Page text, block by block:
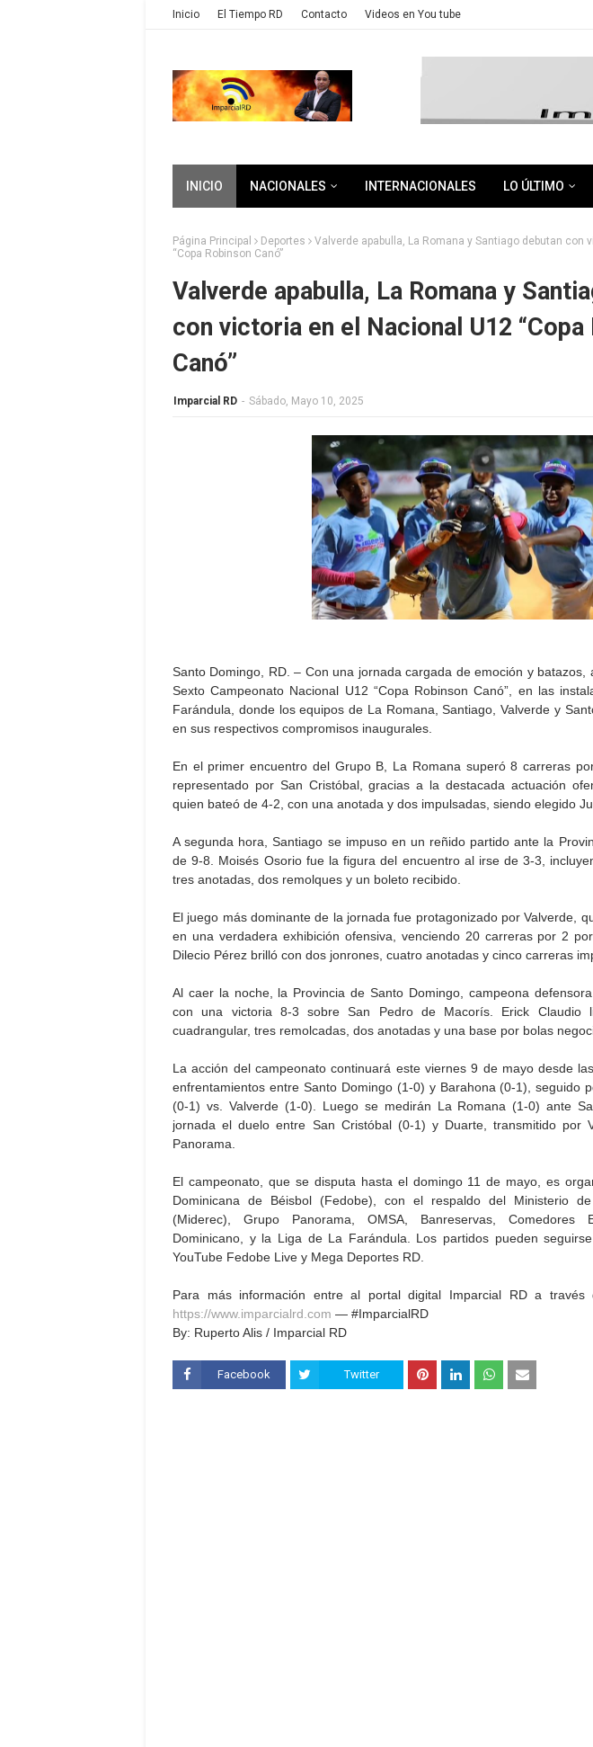
Inicio El Tiempo RD Contacto Videos en You tube
INICIO NACIONALES INTERNACIONALES LO ÚLTIMO
Página Principal Deportes
Valverde apabulla, La Romana y Santiago debutan con
“Copa Robinson Canó”
Valverde apabulla, La Romana y
con victoria en el Nacional U12 “Copa
Canó”
Imparcial RD - Sábado, Mayo 10, 2025
Santo Domingo, RD. – Con una jornada cargada de emoción y
Sexto Campeonato Nacional U12 “Copa Robinson Canó”, en las
Farándula, donde los equipos de La Romana, Santiago, Valverde y
en sus respectivos compromisos inaugurales.
En el primer encuentro del Grupo B, La Romana superó 8 carreras
representado por San Cristóbal, gracias a la destacada actuación
quien bateó de 4-2, con una anotada y dos impulsadas, siendo elegido
A segunda hora, Santiago se impuso en un reñido partido ante la
de 9-8. Moisés Osorio fue la figura del encuentro al irse de 3-3,
tres anotadas, dos remolques y un boleto recibido.
El juego más dominante de la jornada fue protagonizado por Valverde,
en una verdadera exhibición ofensiva, venciendo 20 carreras por 2
Dilecio Pérez brilló con dos jonrones, cuatro anotadas y cinco carreras
Al caer la noche, la Provincia de Santo Domingo, campeona
con una victoria 8-3 sobre San Pedro de Macorís. Erick Claudio
cuadrangular, tres remolcadas, dos anotadas y una base por bolas
La acción del campeonato continuará este viernes 9 de mayo desde
enfrentamientos entre Santo Domingo (1-0) y Barahona (0-1), seguido
(0-1) vs. Valverde (1-0). Luego se medirán La Romana (1-0) ante
jornada el duelo entre San Cristóbal (0-1) y Duarte, transmitido por
Panorama.
El campeonato, que se disputa hasta el domingo 11 de mayo, es
Dominicana de Béisbol (Fedobe), con el respaldo del Ministerio
(Miderec), Grupo Panorama, OMSA, Banreservas, Comedores
Dominicano, y la Liga de La Farándula. Los partidos pueden
YouTube Fedobe Live y Mega Deportes RD.
Para más información entre al portal digital Imparcial RD a través
https://www.imparcialrd.com — #ImparcialRD
By: Ruperto Alis / Imparcial RD
Facebook Twitter